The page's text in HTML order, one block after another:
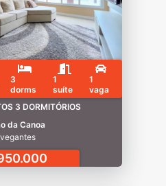
3
dorms
1
suíte
1
vaga
3 DORMITÓRIOS
da Canoa